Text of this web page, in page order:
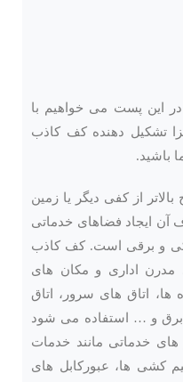
این پست می خواهیم با
تشکیل دهنده کف کاذب
باشید.
از کفی دیگر یا زمین
ایجاد فضاهای خدماتی
و برقی است. کف کاذب
اداری و مکان های
ها، اتاق های سرور، اتاق
برق و … استفاده می شود
های خدماتی مانند خدمات
کشی ها، عبورکابل های